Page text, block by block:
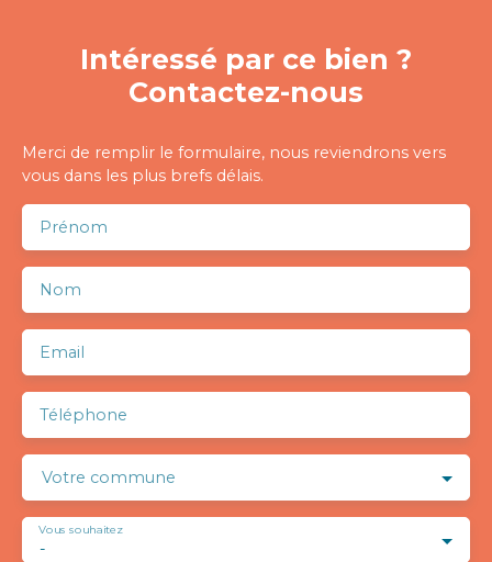
Intéressé par ce bien ?
Contactez-nous
Merci de remplir le formulaire, nous reviendrons vers
vous dans les plus brefs délais.
Prénom
Nom
Email
Téléphone
Votre commune
-
Vous souhaitez